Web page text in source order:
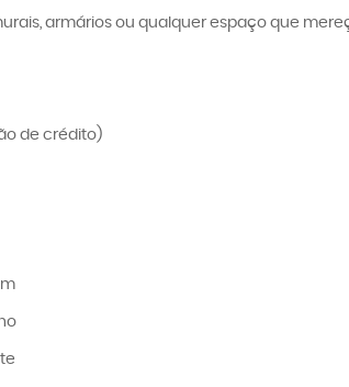
armários ou qualquer espaço que
de crédito)